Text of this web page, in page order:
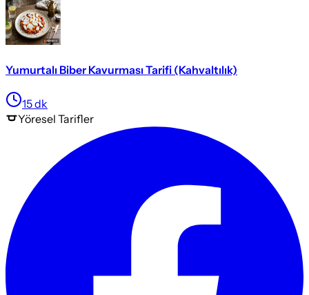
Yumurtalı Biber Kavurması Tarifi (Kahvaltılık)
15dk
Yöresel Tarifler